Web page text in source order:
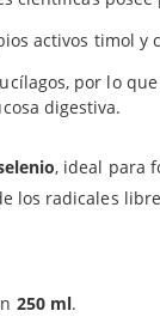
activos timol y
por lo
digestiva.
, ideal para
los radicales
250 ml.
te